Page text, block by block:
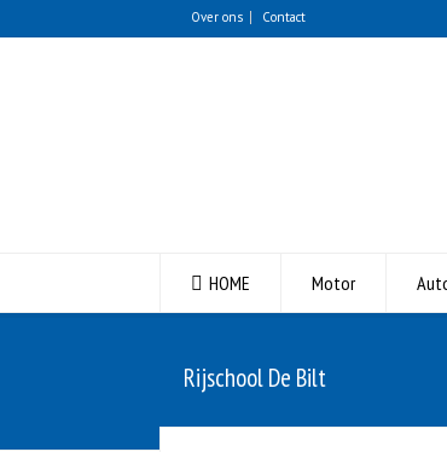
Over ons Contact
HOME Motor
Rijschool De Bilt